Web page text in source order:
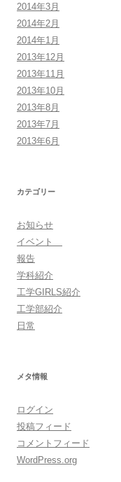
2014年3月
2014年2月
2014年1月
2013年12月
2013年11月
2013年10月
2013年8月
2013年7月
2013年6月
カテゴリー
お知らせ
イベント
報告
学科紹介
工学GIRLS紹介
工学部紹介
日常
メタ情報
ログイン
投稿フィード
コメントフィード
WordPress.org